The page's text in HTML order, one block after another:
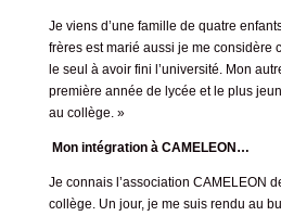
Je viens d’une famille de quatre
frères est marié aussi je me considère
le seul à avoir fini l’université. Mon
première année de lycée et le plus
au collège. »
Mon intégration à CAMELEON…
Je connais l’association CAMELEON
collège. Un jour, je me suis rendu au